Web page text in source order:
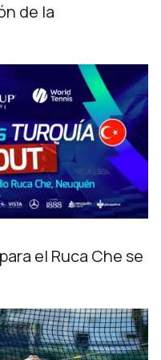
de la
el Ruca Che se